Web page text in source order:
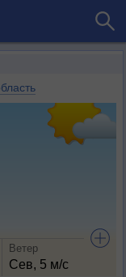
Ветер
Сев, 5 м/с